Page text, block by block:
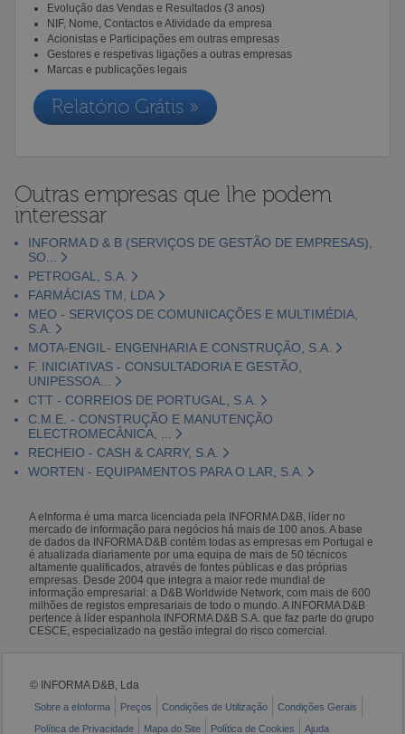
Evolução das Vendas e Resultados (3 anos)
NIF, Nome, Contactos e Atividade da empresa
Acionistas e Participações em outras empresas
Gestores e respetivas ligações a outras empresas
Marcas e publicações legais
Relatório Grátis »
Outras empresas que lhe podem
interessar
INFORMA D & B (SERVIÇOS DE GESTÃO DE EMPRESAS),
SO...
PETROGAL, S.A.
FARMÁCIAS TM, LDA
MEO - SERVIÇOS DE COMUNICAÇÕES E MULTIMÉDIA,
S.A.
MOTA-ENGIL- ENGENHARIA E CONSTRUÇÃO, S.A.
F. INICIATIVAS - CONSULTADORIA E GESTÃO,
UNIPESSOA...
CTT - CORREIOS DE PORTUGAL, S.A.
C.M.E. - CONSTRUÇÃO E MANUTENÇÃO
ELECTROMECÂNICA, ...
RECHEIO - CASH & CARRY, S.A.
WORTEN - EQUIPAMENTOS PARA O LAR, S.A.
A eInforma é uma marca licenciada pela INFORMA D&B, líder no
mercado de informação para negócios há mais de 100 anos. A base
de dados da INFORMA D&B contém todas as empresas em Portugal e
é atualizada diariamente por uma equipa de mais de 50 técnicos
altamente qualificados, através de fontes públicas e das próprias
empresas. Desde 2004 que integra a maior rede mundial de
informação empresarial: a D&B Worldwide Network, com mais de 600
milhões de registos empresariais de todo o mundo. A INFORMA D&B
pertence à líder espanhola INFORMA D&B S.A. que faz parte do grupo
CESCE, especializado na gestão integral do risco comercial.
© INFORMA D&B, Lda
Sobre a eInforma Preços Condições de Utilização
Condições Gerais
Política de Privacidade
Mapa do Site Política de Cookies Ajuda